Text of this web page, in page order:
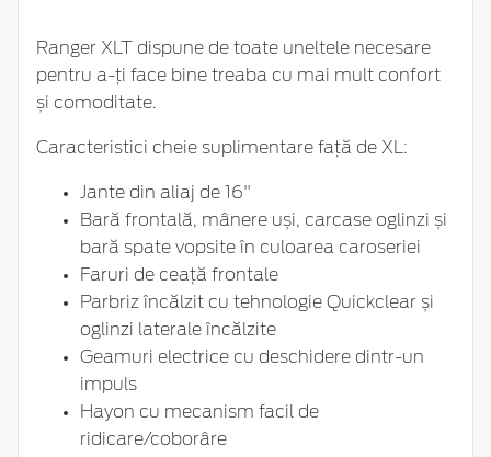
Ranger XLT dispune de toate uneltele necesare
pentru a-ți face bine treaba cu mai mult confort
și comoditate.
Caracteristici cheie suplimentare față de XL:
Jante din aliaj de 16"
Bară frontală, mânere uși, carcase oglinzi și
bară spate vopsite în culoarea caroseriei
Faruri de ceață frontale
Parbriz încălzit cu tehnologie Quickclear și
oglinzi laterale încălzite
Geamuri electrice cu deschidere dintr-un
impuls
Hayon cu mecanism facil de
ridicare/coborâre